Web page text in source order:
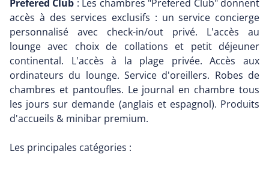
Prefered Club : Les chambres "Prefered Club" donnent
accès à des services exclusifs : un service concierge
personnalisé avec check-in/out privé. L'accès au
lounge avec choix de collations et petit déjeuner
continental. L'accès à la plage privée. Accès aux
ordinateurs du lounge. Service d'oreillers. Robes de
chambres et pantoufles. Le journal en chambre tous
les jours sur demande (anglais et espagnol). Produits
d'accueils & minibar premium.
Les principales catégories :